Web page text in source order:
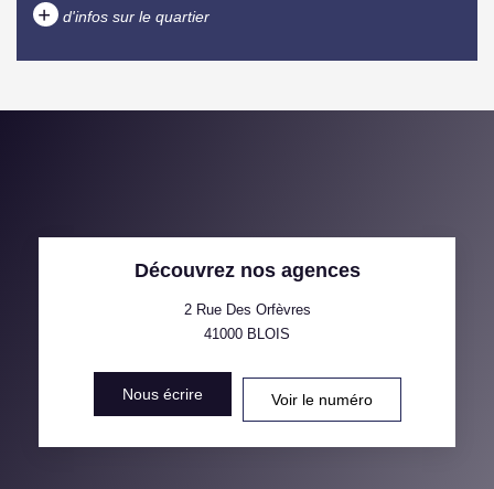
+ d'infos sur le quartier
PART DES MÉNAGES SANS
VOITURE
ECOLES ET CRÈCHES
Découvrez nos agences
2 Rue Des Orfèvres
41000 BLOIS
Nous écrire Voir le numéro